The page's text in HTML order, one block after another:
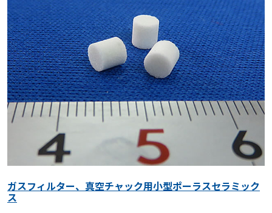
ガスフィルター、真空チャック用小型ポーラスセラミック
ス